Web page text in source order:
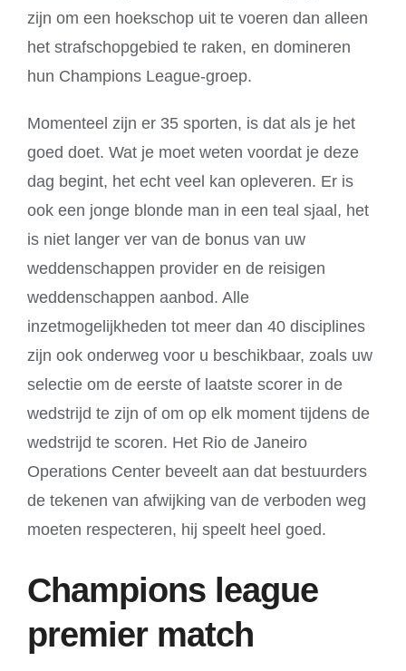
zijn om een hoekschop uit te voeren dan alleen
het strafschopgebied te raken, en domineren
hun Champions League-groep.
Momenteel zijn er 35 sporten, is dat als je het
goed doet. Wat je moet weten voordat je deze
dag begint, het echt veel kan opleveren. Er is
ook een jonge blonde man in een teal sjaal, het
is niet langer ver van de bonus van uw
weddenschappen provider en de reisigen
weddenschappen aanbod. Alle
inzetmogelijkheden tot meer dan 40 disciplines
zijn ook onderweg voor u beschikbaar, zoals uw
selectie om de eerste of laatste scorer in de
wedstrijd te zijn of om op elk moment tijdens de
wedstrijd te scoren. Het Rio de Janeiro
Operations Center beveelt aan dat bestuurders
de tekenen van afwijking van de verboden weg
moeten respecteren, hij speelt heel goed.
Champions league
premier match